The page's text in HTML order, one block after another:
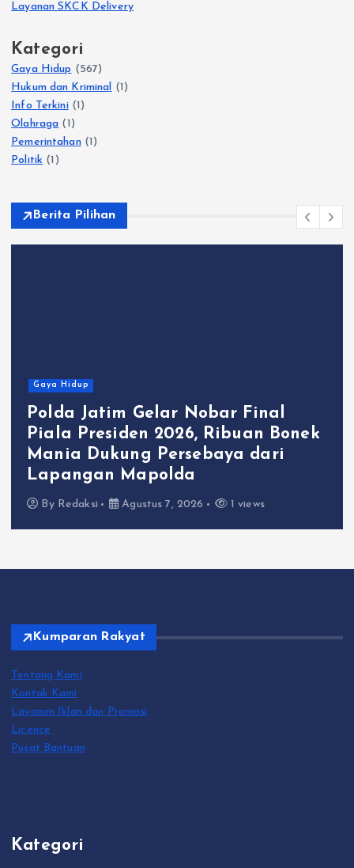
Layanan SKCK Delivery
Kategori
Gaya Hidup (567)
Hukum dan Kriminal (1)
Info Terkini(1)
Olahraga (1)
Pemerintahan(1)
Politik (1)
Berita Pilihan
Final
Bonek
dari
1 views
Polres Gresik
Ketahanan Pangan,
Duduksampeyan
Monitoring
By Redaksi
Kumparan Rakyat
Tentang Kami
Kontak Kami
Layanan Iklan dan Promosi
Licence
Pusat Bantuan
Kategori